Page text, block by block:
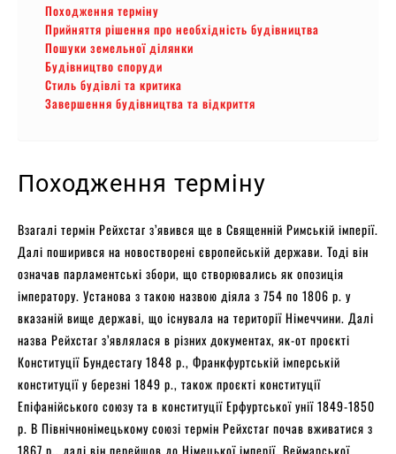
Походження терміну
Прийняття рішення про необхідність будівництва
Пошуки земельної ділянки
Будівництво споруди
Стиль будівлі та критика
Завершення будівництва та відкриття
Походження терміну
Взагалі термін Рейхстаг з’явився ще в Священній Римській імперії.
Далі поширився на новостворені європейській держави. Тоді він
означав парламентські збори, що створювались як опозиція
імператору. Установа з такою назвою діяла з 754 по 1806 р. у
вказаній вище державі, що існувала на території Німеччини. Далі
назва Рейхстаг з’являлася в різних документах, як-от проєкті
Конституції Бундестагу 1848 р., Франкфуртській імперській
конституції у березні 1849 р., також проєкті конституції
Епіфанійського союзу та в конституції Ерфуртської унії 1849-1850
р. В Північнонімецькому союзі термін Рейхстаг почав вживатися з
1867 р., далі він перейшов до Німецької імперії, Веймарської